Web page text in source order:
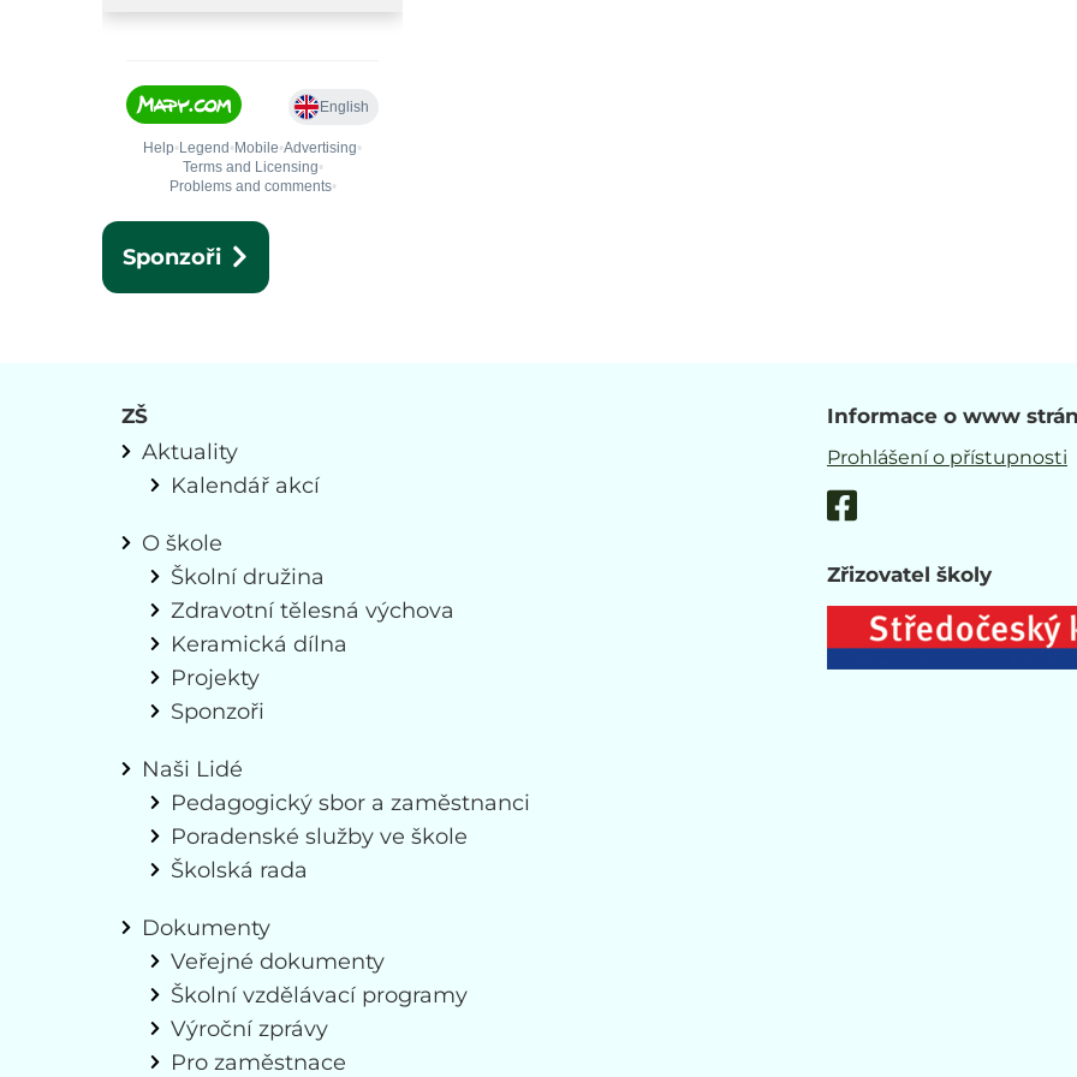
Sponzoři
ZŠ
Aktuality
Kalendář akcí
O škole
Školní družina
Zdravotní tělesná výchova
Keramická dílna
Projekty
Sponzoři
Naši Lidé
Pedagogický sbor a zaměstnanci
Poradenské služby ve škole
Školská rada
Dokumenty
Veřejné dokumenty
Školní vzdělávací programy
Výroční zprávy
Pro zaměstnace
Informace o www
Prohlášení o přístupnosti
Zřizovatel školy